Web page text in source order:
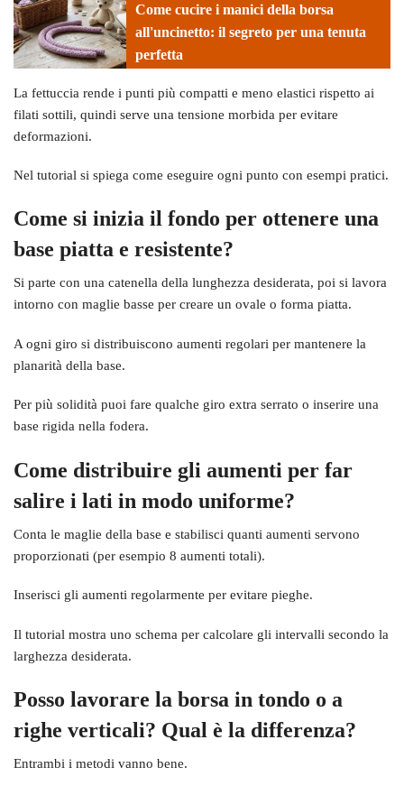
Come cucire i manici della borsa
all'uncinetto: il segreto per una tenuta
perfetta
La fettuccia rende i punti più compatti e meno elastici rispetto ai
filati sottili, quindi serve una tensione morbida per evitare
deformazioni.
Nel tutorial si spiega come eseguire ogni punto con esempi pratici.
Come si inizia il fondo per ottenere una
base piatta e resistente?
Si parte con una catenella della lunghezza desiderata, poi si lavora
intorno con maglie basse per creare un ovale o forma piatta.
A ogni giro si distribuiscono aumenti regolari per mantenere la
planarità della base.
Per più solidità puoi fare qualche giro extra serrato o inserire una
base rigida nella fodera.
Come distribuire gli aumenti per far
salire i lati in modo uniforme?
Conta le maglie della base e stabilisci quanti aumenti servono
proporzionati (per esempio 8 aumenti totali).
Inserisci gli aumenti regolarmente per evitare pieghe.
Il tutorial mostra uno schema per calcolare gli intervalli secondo la
larghezza desiderata.
Posso lavorare la borsa in tondo o a
righe verticali? Qual è la differenza?
Entrambi i metodi vanno bene.